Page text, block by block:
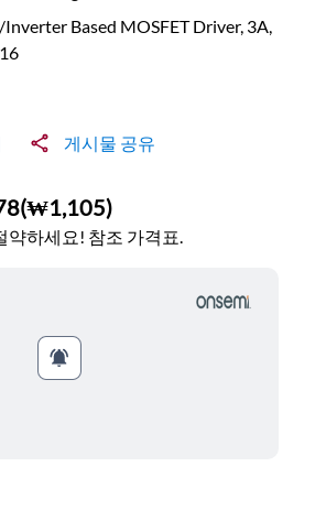
Based MOSFET Driver, 3A,
게시물 공유
(₩1,105)
약하세요! 참조 가격표.